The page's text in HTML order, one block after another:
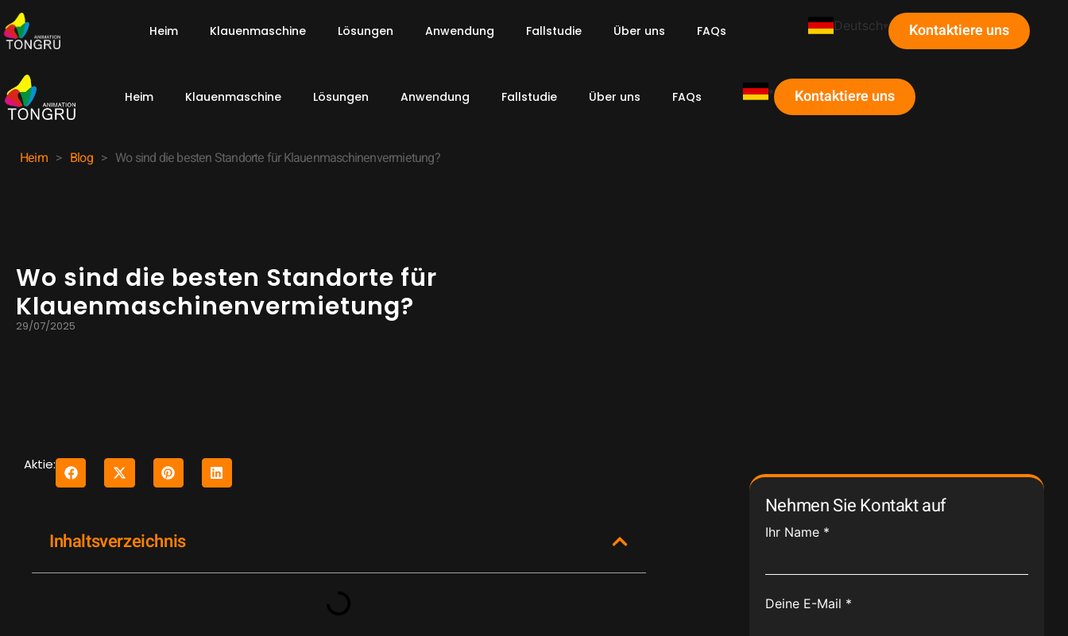
Heim Klauenmaschine Lösungen Anwendung Fallstudie Über uns FAQs Deutsch Kontaktiere uns
Heim Klauenmaschine Lösungen Anwendung Fallstudie Über uns FAQs Kontaktiere uns
Heim > Blog > Wo sind die besten Standorte für Klauenmaschinenvermietung?
Wo sind die besten Standorte für
Klauenmaschinenvermietung?
29/07/2025
Aktie:
Inhaltsverzeichnis
Nehmen Sie Kontakt auf
Ihr Name *
Deine E-Mail *